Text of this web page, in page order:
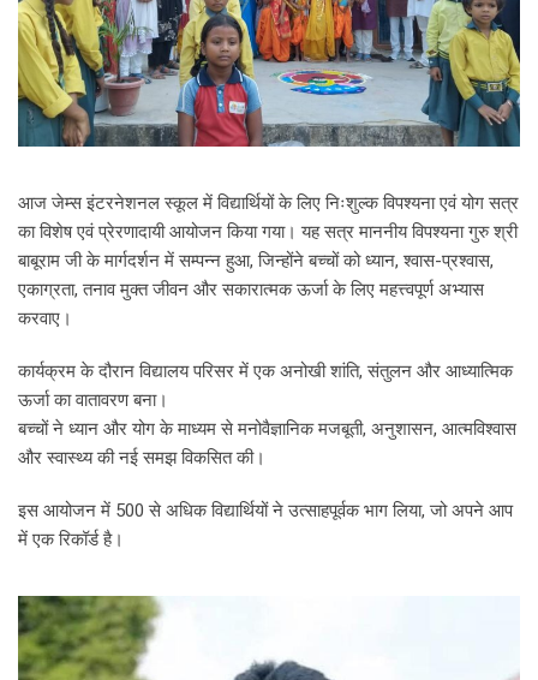
आज जेम्स इंटरनेशनल स्कूल में विद्यार्थियों के लिए निःशुल्क विपश्यना एवं योग सत्र
का विशेष एवं प्रेरणादायी आयोजन किया गया। यह सत्र माननीय विपश्यना गुरु श्री
बाबूराम जी के मार्गदर्शन में सम्पन्न हुआ, जिन्होंने बच्चों को ध्यान, श्वास-प्रश्वास,
एकाग्रता, तनाव मुक्त जीवन और सकारात्मक ऊर्जा के लिए महत्त्वपूर्ण अभ्यास
करवाए।
कार्यक्रम के दौरान विद्यालय परिसर में एक अनोखी शांति, संतुलन और आध्यात्मिक
ऊर्जा का वातावरण बना।
बच्चों ने ध्यान और योग के माध्यम से मनोवैज्ञानिक मजबूती, अनुशासन, आत्मविश्वास
और स्वास्थ्य की नई समझ विकसित की।
इस आयोजन में 500 से अधिक विद्यार्थियों ने उत्साहपूर्वक भाग लिया, जो अपने आप
में एक रिकॉर्ड है।